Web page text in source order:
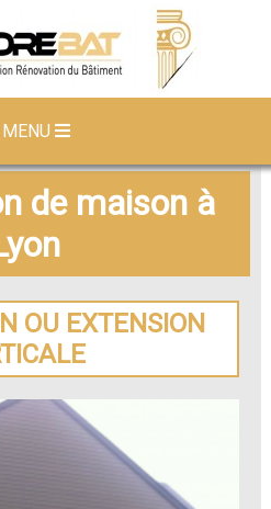
MENU
de maison à
OU EXTENSION